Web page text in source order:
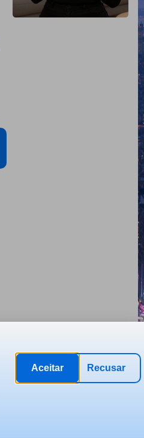
Aceitar Recusar